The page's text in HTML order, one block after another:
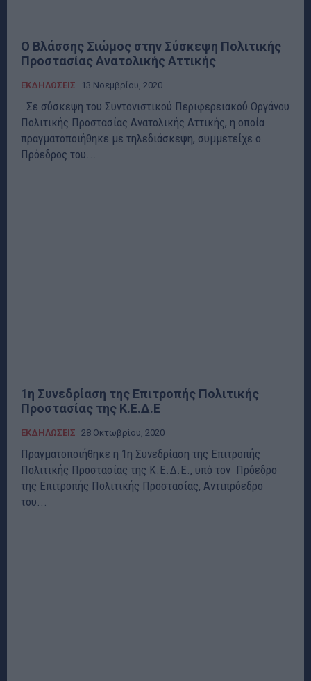
Ο Βλάσσης Σιώμος στην Σύσκεψη Πολιτικής
Προστασίας Ανατολικής Αττικής
ΕΚΔΗΛΩΣΕΙΣ 13 Νοεμβρίου, 2020
Πολιτικής Προστασίας Ανατολικής Αττικής, η οποία
πραγματοποιήθηκε με τηλεδιάσκεψη, συμμετείχε ο
Πρόεδρος του...
1η Συνεδρίαση της Επιτροπής Πολιτικής
Προστασίας της Κ.Ε.Δ.Ε
ΕΚΔΗΛΩΣΕΙΣ 28 Οκτωβρίου, 2020
Πραγματοποιήθηκε η 1η Συνεδρίαση της Επιτροπής
Πολιτικής Προστασίας της Κ.Ε.Δ.Ε., υπό τον Πρόεδρο
της Επιτροπής Πολιτικής Προστασίας, Αντιπρόεδρο
του...